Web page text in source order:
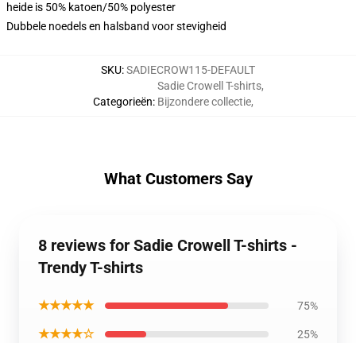
heide is 50% katoen/50% polyester
Dubbele noedels en halsband voor stevigheid
SKU:SADIECROW115-DEFAULT
Categorieën:
Sadie Crowell T-shirts,
Bijzondere collectie,
What Customers Say
8 reviews for Sadie Crowell T-shirts -
Trendy T-shirts
★★★★★ 75%
★★★★☆ 25%